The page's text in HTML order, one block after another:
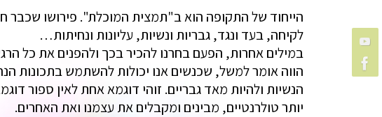
הייחוד של התקופה הוא ב"תמצית המוכלת". פירושו שכבר
לקיחה, בעד ונגד, גבריות ונשיות, עליונות ונחיתות…
במילים אחרות, הפעם בחרנו להכיר בכך ולהפנים את כל
הווה אומר למשל, שכנשים אנו יכולות להשתמש בתכונות
הנשיות ולהיות מאד גבריים. זוהי דוגמא אחת לאין ספור
יותר טולרנטיים, מבינים ומקבלים את עצמנו ואת האחרים.